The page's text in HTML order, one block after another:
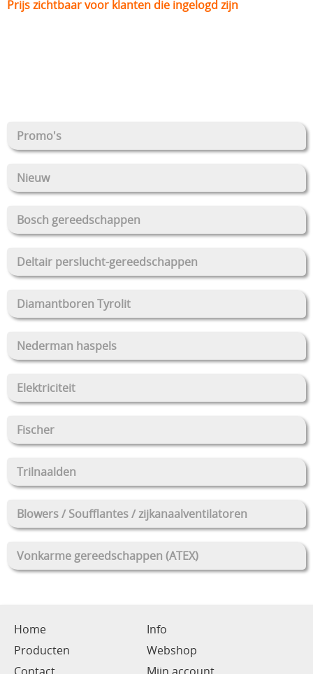
Promo's
Nieuw
Bosch gereedschappen
Deltair perslucht-gereedschappen
Diamantboren Tyrolit
Nederman haspels
Elektriciteit
Fischer
Trilnaalden
Blowers / Soufflantes / zijkanaalventilatoren
Vonkarme gereedschappen (ATEX)
Prijs zichtbaar voor klanten die ingelogd zijn
Home
Info
Producten
Webshop
Contact
Mijn account